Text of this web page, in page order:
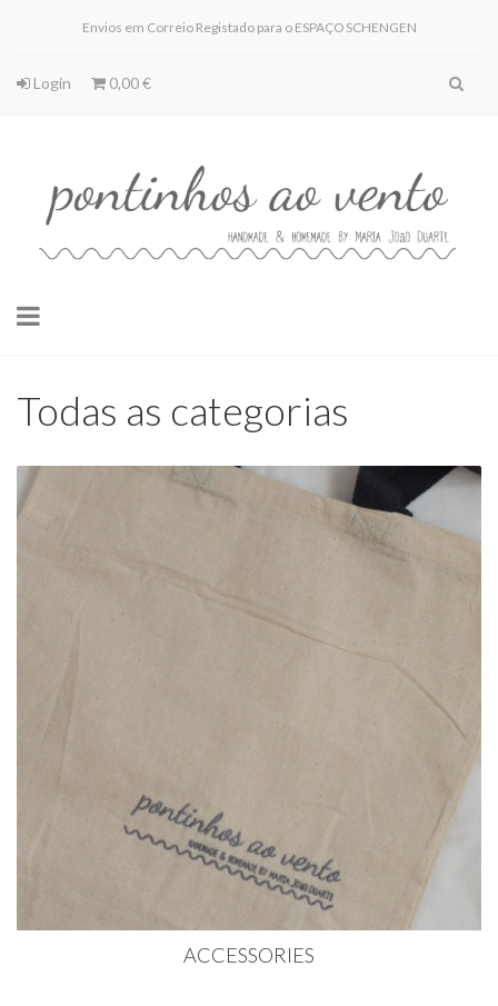
Envios em Correio Registado para o ESPAÇO SCHENGEN
Login 0,00 €
Toggle
Todas as categorias
ACCESSORIES